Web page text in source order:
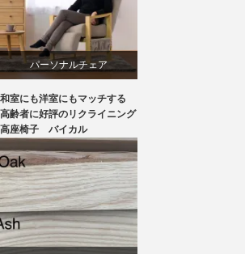
パーソナルチェア
ラバー
リクライニングチェア
椅子
和室にも洋室にもマッチする
高齢者に好評のリクライニング
高座椅子 バイカル